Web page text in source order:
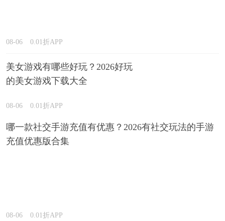
08-06 0.01折APP
美女游戏有哪些好玩？2026好玩
的美女游戏下载大全
08-06 0.01折APP
哪一款社交手游充值有优惠？2026有社交玩法的手游
充值优惠版合集
08-06 0.01折APP